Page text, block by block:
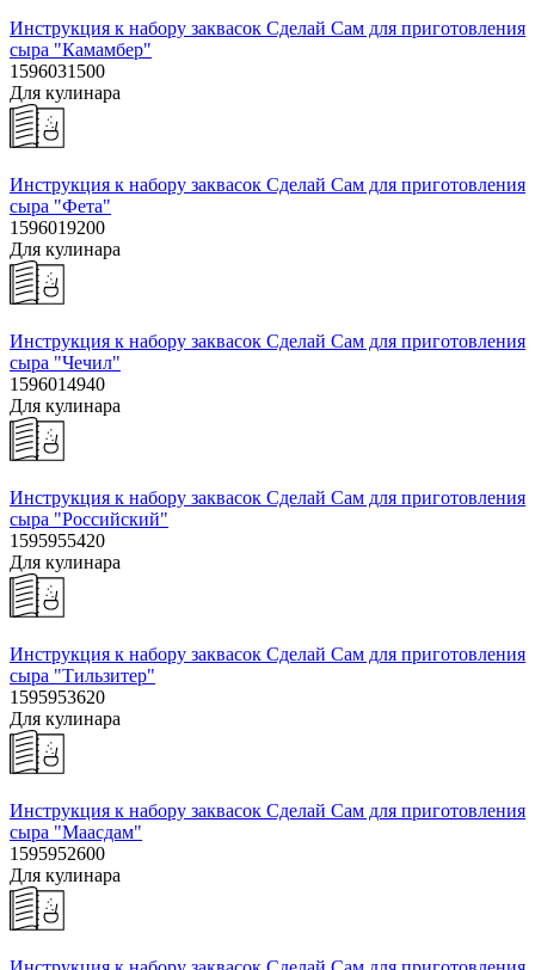
Инструкция к набору заквасок Сделай Сам для приготовления
сыра "Камамбер"
1596031500
Для кулинара
Инструкция к набору заквасок Сделай Сам для приготовления
сыра "Фета"
1596019200
Для кулинара
Инструкция к набору заквасок Сделай Сам для приготовления
сыра "Чечил"
1596014940
Для кулинара
Инструкция к набору заквасок Сделай Сам для приготовления
сыра "Российский"
1595955420
Для кулинара
Инструкция к набору заквасок Сделай Сам для приготовления
сыра "Тильзитер"
1595953620
Для кулинара
Инструкция к набору заквасок Сделай Сам для приготовления
сыра "Маасдам"
1595952600
Для кулинара